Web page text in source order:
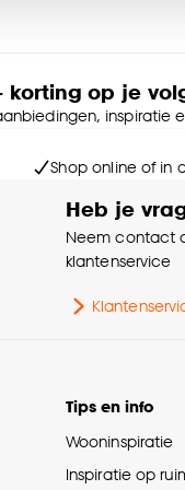
korting op je
inspiratie
Shop online of in
Heb je
Neem contact
klantenservice
Tips en info
Wooninspiratie
Inspiratie op